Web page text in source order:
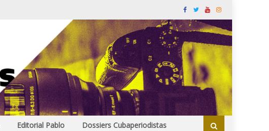
Editorial Pablo Dossiers Cubaperiodistas